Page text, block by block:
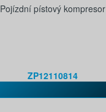
Pojízdní pístový kompresor
ZP12110814